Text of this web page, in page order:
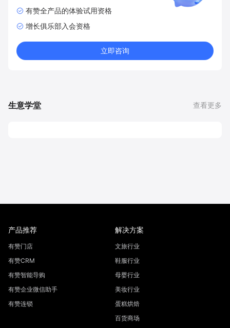
有赞全产品的体验试用资格
增长俱乐部入会资格
立即咨询
生意学堂 查看更多
产品推荐
有赞门店
有赞CRM
有赞智能导购
有赞企业微信助手
有赞连锁
解决方案
文旅行业
鞋服行业
母婴行业
美妆行业
蛋糕烘焙
百货商场